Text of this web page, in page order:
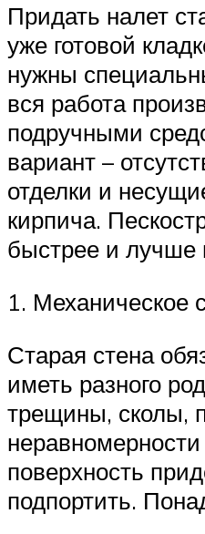
Придать налет
уже готовой
нужны
вся работа
подручными
вариант –
отделки и
кирпича.
быстрее и лучше
1. Механическое
Старая стена
иметь разного
трещины, сколы,
поверхность
подпортить.